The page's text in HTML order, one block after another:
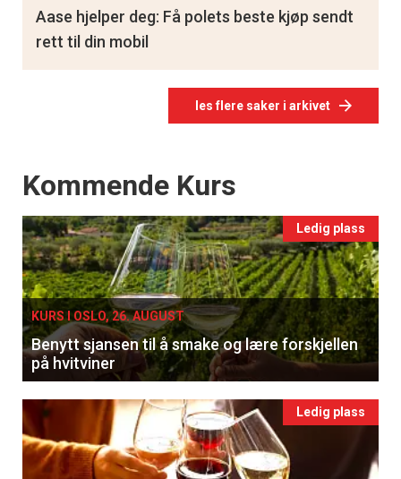
les flere saker i arkivet
Aase hjelper deg: Få polets beste kjøp sendt
rett til din mobil
Events
Kommende Kurs
Ledig plass
KURS I OSLO, 26. AUGUST
Benytt sjansen til å smake og lære forskjellen
på hvitviner
Ledig plass